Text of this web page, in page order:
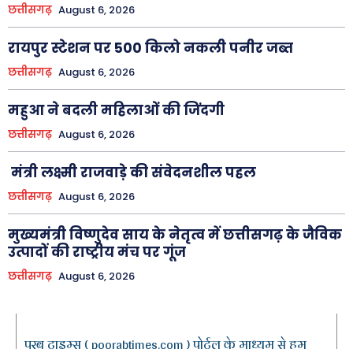
छत्तीसगढ़ August 6, 2026
रायपुर स्टेशन पर 500 किलो नकली पनीर जब्त
छत्तीसगढ़ August 6, 2026
महुआ ने बदली महिलाओं की जिंदगी
छत्तीसगढ़ August 6, 2026
मंत्री लक्ष्मी राजवाड़े की संवेदनशील पहल
छत्तीसगढ़ August 6, 2026
मुख्यमंत्री विष्णुदेव साय के नेतृत्व में छत्तीसगढ़ के जैविक
उत्पादों की राष्ट्रीय मंच पर गूंज
छत्तीसगढ़ August 6, 2026